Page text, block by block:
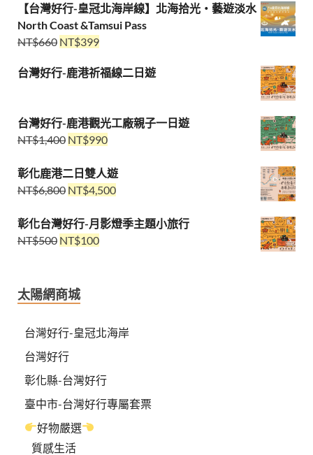
【台灣好行-皇冠北海岸線】北海拾光・藝遊淡水
North Coast &Tamsui Pass
NT$660 NT$399
台灣好行-鹿港祈福線二日遊
台灣好行-鹿港觀光工廠親子一日遊
NT$1,400 NT$990
彰化鹿港二日雙人遊
NT$6,800 NT$4,500
彰化台灣好行-月影燈季主題小旅行
NT$500 NT$100
太陽網商城
台灣好行-皇冠北海岸
台灣好行
彰化縣-台灣好行
臺中市-台灣好行專屬套票
好物嚴選
質感生活